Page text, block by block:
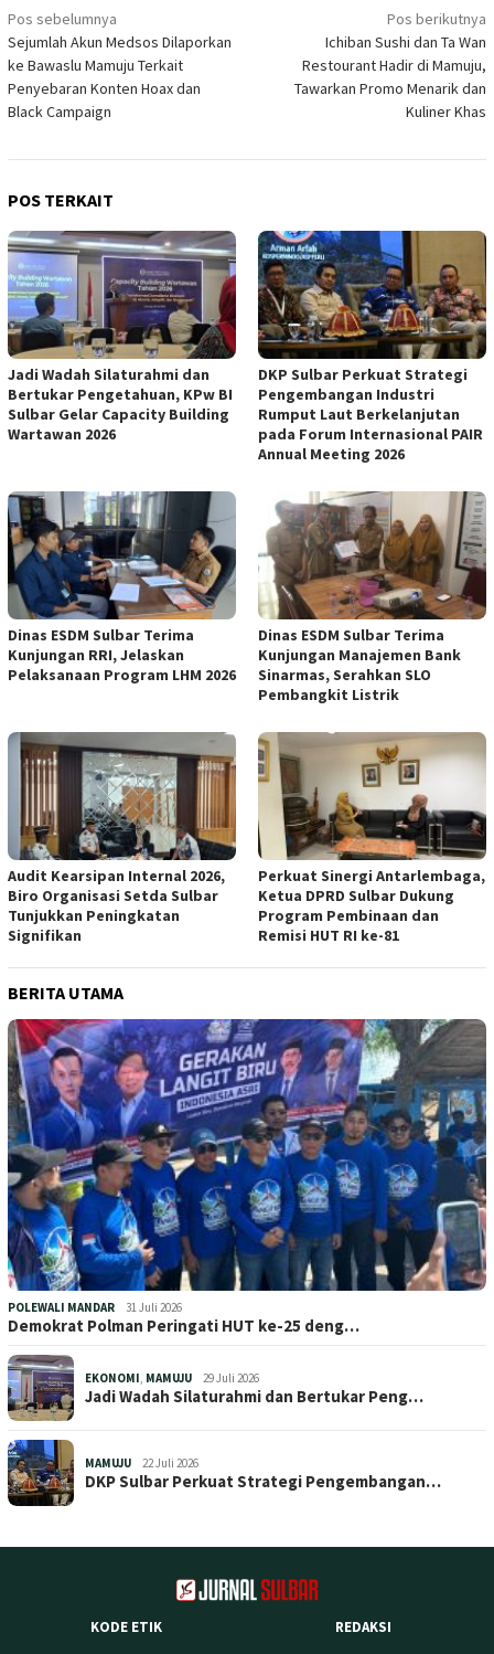
Navigasi
pos
Pos sebelumnya
Sejumlah Akun Medsos Dilaporkan
ke Bawaslu Mamuju Terkait
Penyebaran Konten Hoax dan
Black Campaign
Pos berikutnya
Ichiban Sushi dan Ta Wan
Restourant Hadir di Mamuju,
Tawarkan Promo Menarik dan
Kuliner Khas
POS TERKAIT
Jadi Wadah Silaturahmi dan
Bertukar Pengetahuan, KPw BI
Sulbar Gelar Capacity Building
Wartawan 2026
DKP Sulbar Perkuat Strategi
Pengembangan Industri
Rumput Laut Berkelanjutan
pada Forum Internasional PAIR
Annual Meeting 2026
Dinas ESDM Sulbar Terima
Kunjungan RRI, Jelaskan
Pelaksanaan Program LHM 2026
Dinas ESDM Sulbar Terima
Kunjungan Manajemen Bank
Sinarmas, Serahkan SLO
Pembangkit Listrik
Audit Kearsipan Internal 2026,
Biro Organisasi Setda Sulbar
Tunjukkan Peningkatan
Signifikan
Perkuat Sinergi Antarlembaga,
Ketua DPRD Sulbar Dukung
Program Pembinaan dan
Remisi HUT RI ke-81
BERITA UTAMA
POLEWALI MANDAR 31 Juli 2026
Demokrat Polman Peringati HUT ke-25 deng…
EKONOMI, MAMUJU 29 Juli 2026
Jadi Wadah Silaturahmi dan Bertukar Peng…
MAMUJU 22 Juli 2026
DKP Sulbar Perkuat Strategi Pengembangan…
KODE ETIK
REDAKSI